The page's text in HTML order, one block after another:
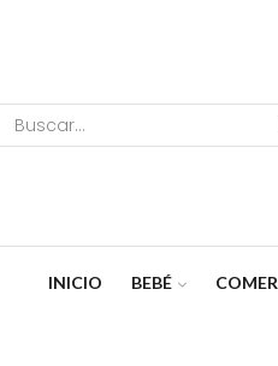
INICIO BEBÉ COMER